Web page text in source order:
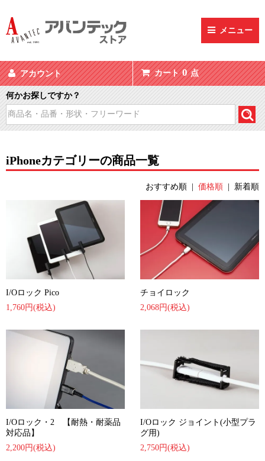
メニュー
アカウント カート 0 点
何かお探しですか？
iPhoneカテゴリーの商品一覧
おすすめ順 | 価格順 | 新着順
I/Oロック Pico
1,760円(税込)
チョイロック
2,068円(税込)
I/Oロック・2 【耐熱・耐薬品
対応品】
2,200円(税込)
I/Oロック ジョイント(小型プラ
グ用)
2,750円(税込)